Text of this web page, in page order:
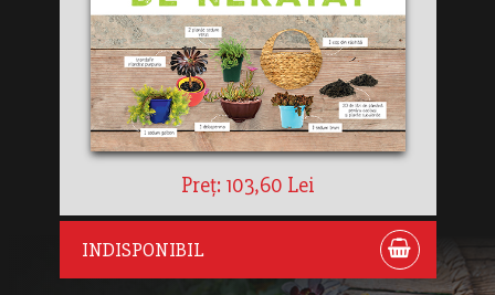
Preț: 103,60 Lei
INDISPONIBIL